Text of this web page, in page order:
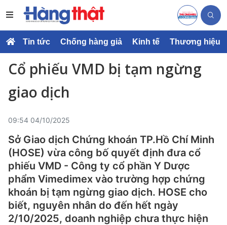
Tin tức Chống hàng giả Kinh tế Thương hiệu
Cổ phiếu VMD bị tạm ngừng
giao dịch
09:54 04/10/2025
Sở Giao dịch Chứng khoán TP.Hồ Chí Minh
(HOSE) vừa công bố quyết định đưa cổ
phiếu VMD - Công ty cổ phần Y Dược
phẩm Vimedimex vào trường hợp chứng
khoán bị tạm ngừng giao dịch. HOSE cho
biết, nguyên nhân do đến hết ngày
2/10/2025, doanh nghiệp chưa thực hiện